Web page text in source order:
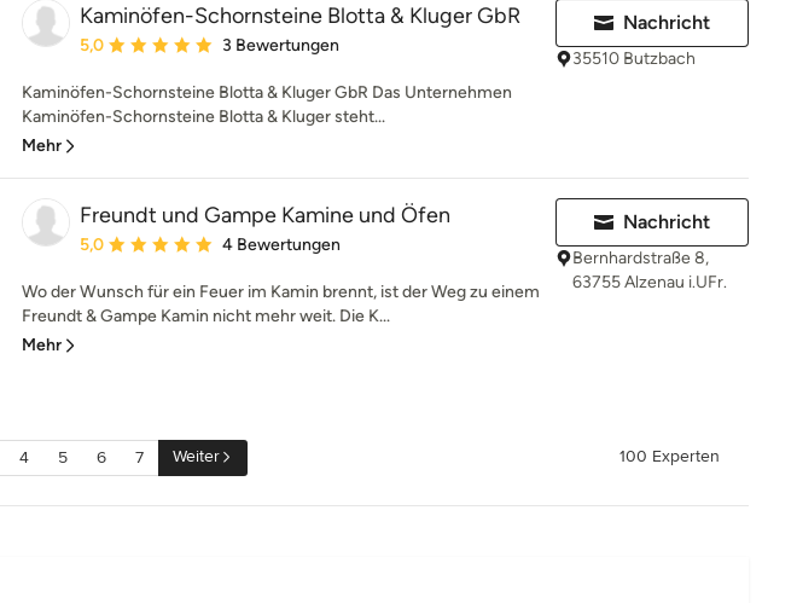
Kaminöfen-Schornsteine Blotta & Kluger GbR
Durchschnittliche Bewertung: 5 von 5 Sternen
5,0 3 Bewertungen
Kaminöfen-Schornsteine Blotta & Kluger GbR Das Unternehmen
Kaminöfen-Schornsteine Blotta & Kluger steht...
Mehr
Nachricht
35510 Butzbach
Freundt und Gampe Kamine und Öfen
Durchschnittliche Bewertung: 5 von 5 Sternen
5,0 4 Bewertungen
Wo der Wunsch für ein Feuer im Kamin brennt, ist der Weg zu einem
Freundt & Gampe Kamin nicht mehr weit. Die K...
Mehr
Nachricht
Bernhardstraße 8,
63755 Alzenau i.UFr.
4 5 6 7 Weiter 100 Experten